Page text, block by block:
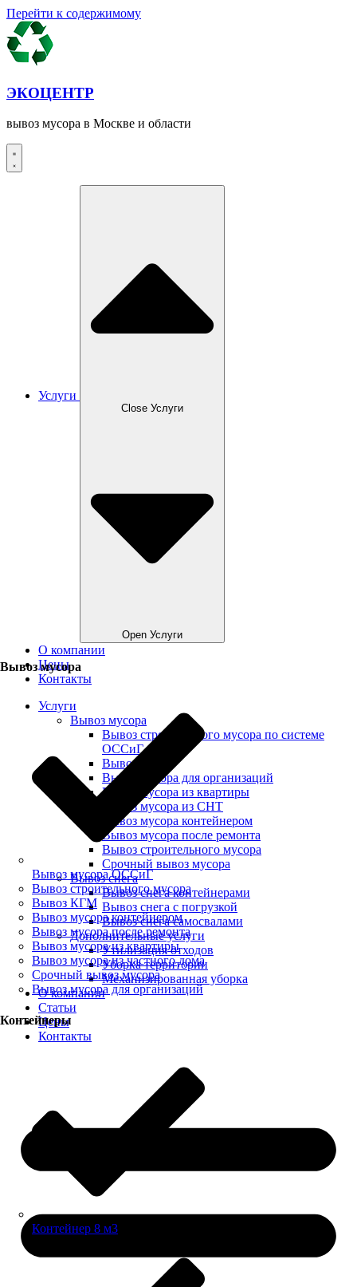
Перейти к содержимому
ЭКОЦЕНТР
вывоз мусора в Москве и области
Услуги
Close Услуги
Open Услуги
Вывоз мусора
Вывоз мусора ОССиГ
Вывоз строительного мусора
Вывоз КГМ
Вывоз мусора контейнером
Вывоз мусора после ремонта
Вывоз мусора из квартиры
Вывоз мусора из частного дома
Срочный вывоз мусора
Вывоз мусора для организаций
Контейнеры
Контейнер 8 м3
О компании
Цены
Контакты
Услуги
Вывоз мусора
Вывоз строительного мусора по системе
ОССиГ
Вывоз КГМ
Вывоз мусора для организаций
Вывоз мусора из квартиры
Вывоз мусора из СНТ
Вывоз мусора контейнером
Вывоз мусора после ремонта
Вывоз строительного мусора
Срочный вывоз мусора
Вывоз снега
Вывоз снега контейнерами
Вывоз снега с погрузкой
Вывоз снега самосвалами
Дополнительные услуги
Утилизация отходов
Уборка территории
Механизированная уборка
О компании
Статьи
Цены
Контакты